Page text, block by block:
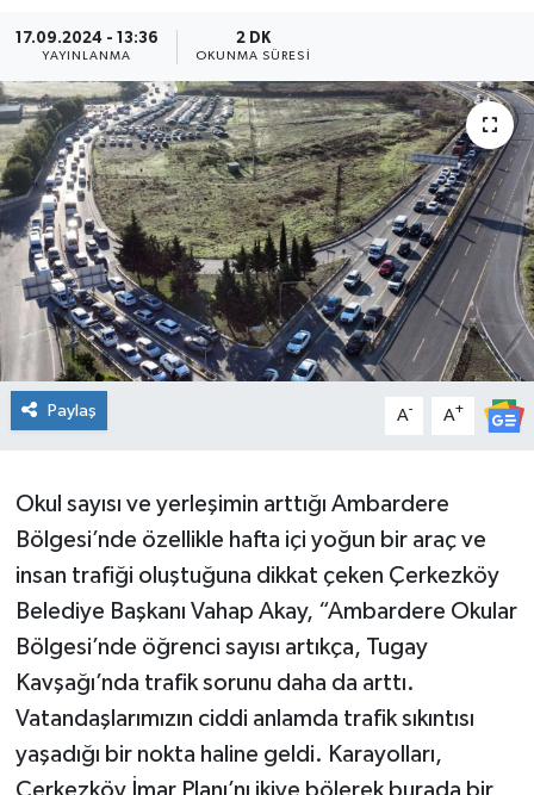
17.09.2024 - 13:36
YAYINLANMA
2 DK
OKUNMA SÜRESI
Paylaş A- A+
Okul sayısı ve yerleşimin arttığı Ambardere
Bölgesi’nde özellikle hafta içi yoğun bir araç ve
insan trafiği oluştuğuna dikkat çeken Çerkezköy
Belediye Başkanı Vahap Akay, “Ambardere Okular
Bölgesi’nde öğrenci sayısı artıkça, Tugay
Kavşağı’nda trafik sorunu daha da arttı.
Vatandaşlarımızın ciddi anlamda trafik sıkıntısı
yaşadığı bir nokta haline geldi. Karayolları,
Çerkezköy İmar Planı’nı ikiye bölerek burada bir
Tekirdağ
Ekonomi
Sağlık
Teknoloji
Yaşam
Haber Arşivi